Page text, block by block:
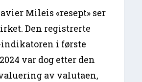
Mileis «resept» ser
Den registrerte
i første
var dog etter den
av valutaen,